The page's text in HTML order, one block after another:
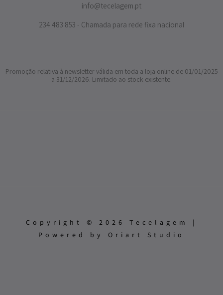
info@tecelagem.pt
234 483 853 - Chamada para rede fixa nacional
Promoção relativa à newsletter válida em toda a loja online de 01/01/2025
a 31/12/2026. Limitado ao stock existente.
Copyright © 2026 Tecelagem |
Powered by Oriart Studio